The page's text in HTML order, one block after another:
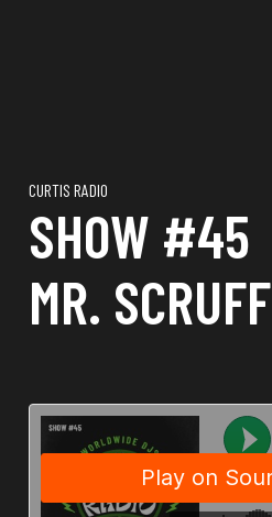
CURTIS RADIO
SHOW #45
MR. SCRUFF